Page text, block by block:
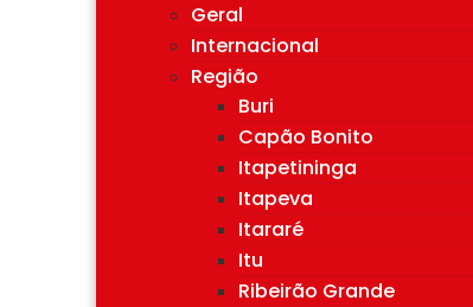
Geral
Internacional
Região
Buri
Capão Bonito
Itapetininga
Itapeva
Itararé
Itu
Ribeirão Grande